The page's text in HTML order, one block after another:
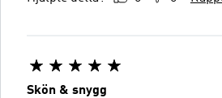
Skön & snygg